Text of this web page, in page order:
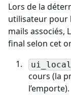
Lors de la
utilisateur pour
mails associés,
final selon cet
cours (la
l’emporte).